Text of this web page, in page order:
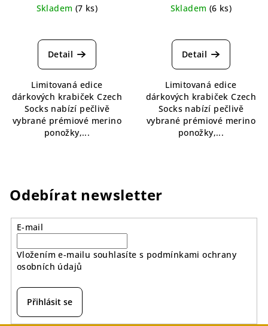
Skladem (7 ks)
hodnocení
produktu
z
5
hvězdiček.
Detail
Limitovaná edice
dárkových krabiček Czech
Socks nabízí pečlivě
vybrané prémiové merino
ponožky,...
Skladem (6 ks)
hodnocení
produktu
z
5
hvězdiček.
Detail
Limitovaná edice
dárkových krabiček Czech
Socks nabízí pečlivě
vybrané prémiové merino
ponožky,...
Odebírat newsletter
E-mail
Vložením e-mailu souhlasíte s podmínkami ochrany
osobních údajů
Přihlásit se